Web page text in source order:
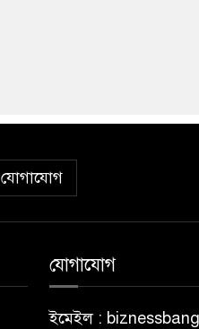
যোগাযোগ
যোগাযোগ
ইমেইল :